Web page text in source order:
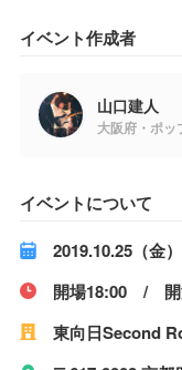
イベント作成者
山口建人
大阪府・ポッ
イベントについて
2019.10.25（金）
開場18:00 / 開
東向日Second